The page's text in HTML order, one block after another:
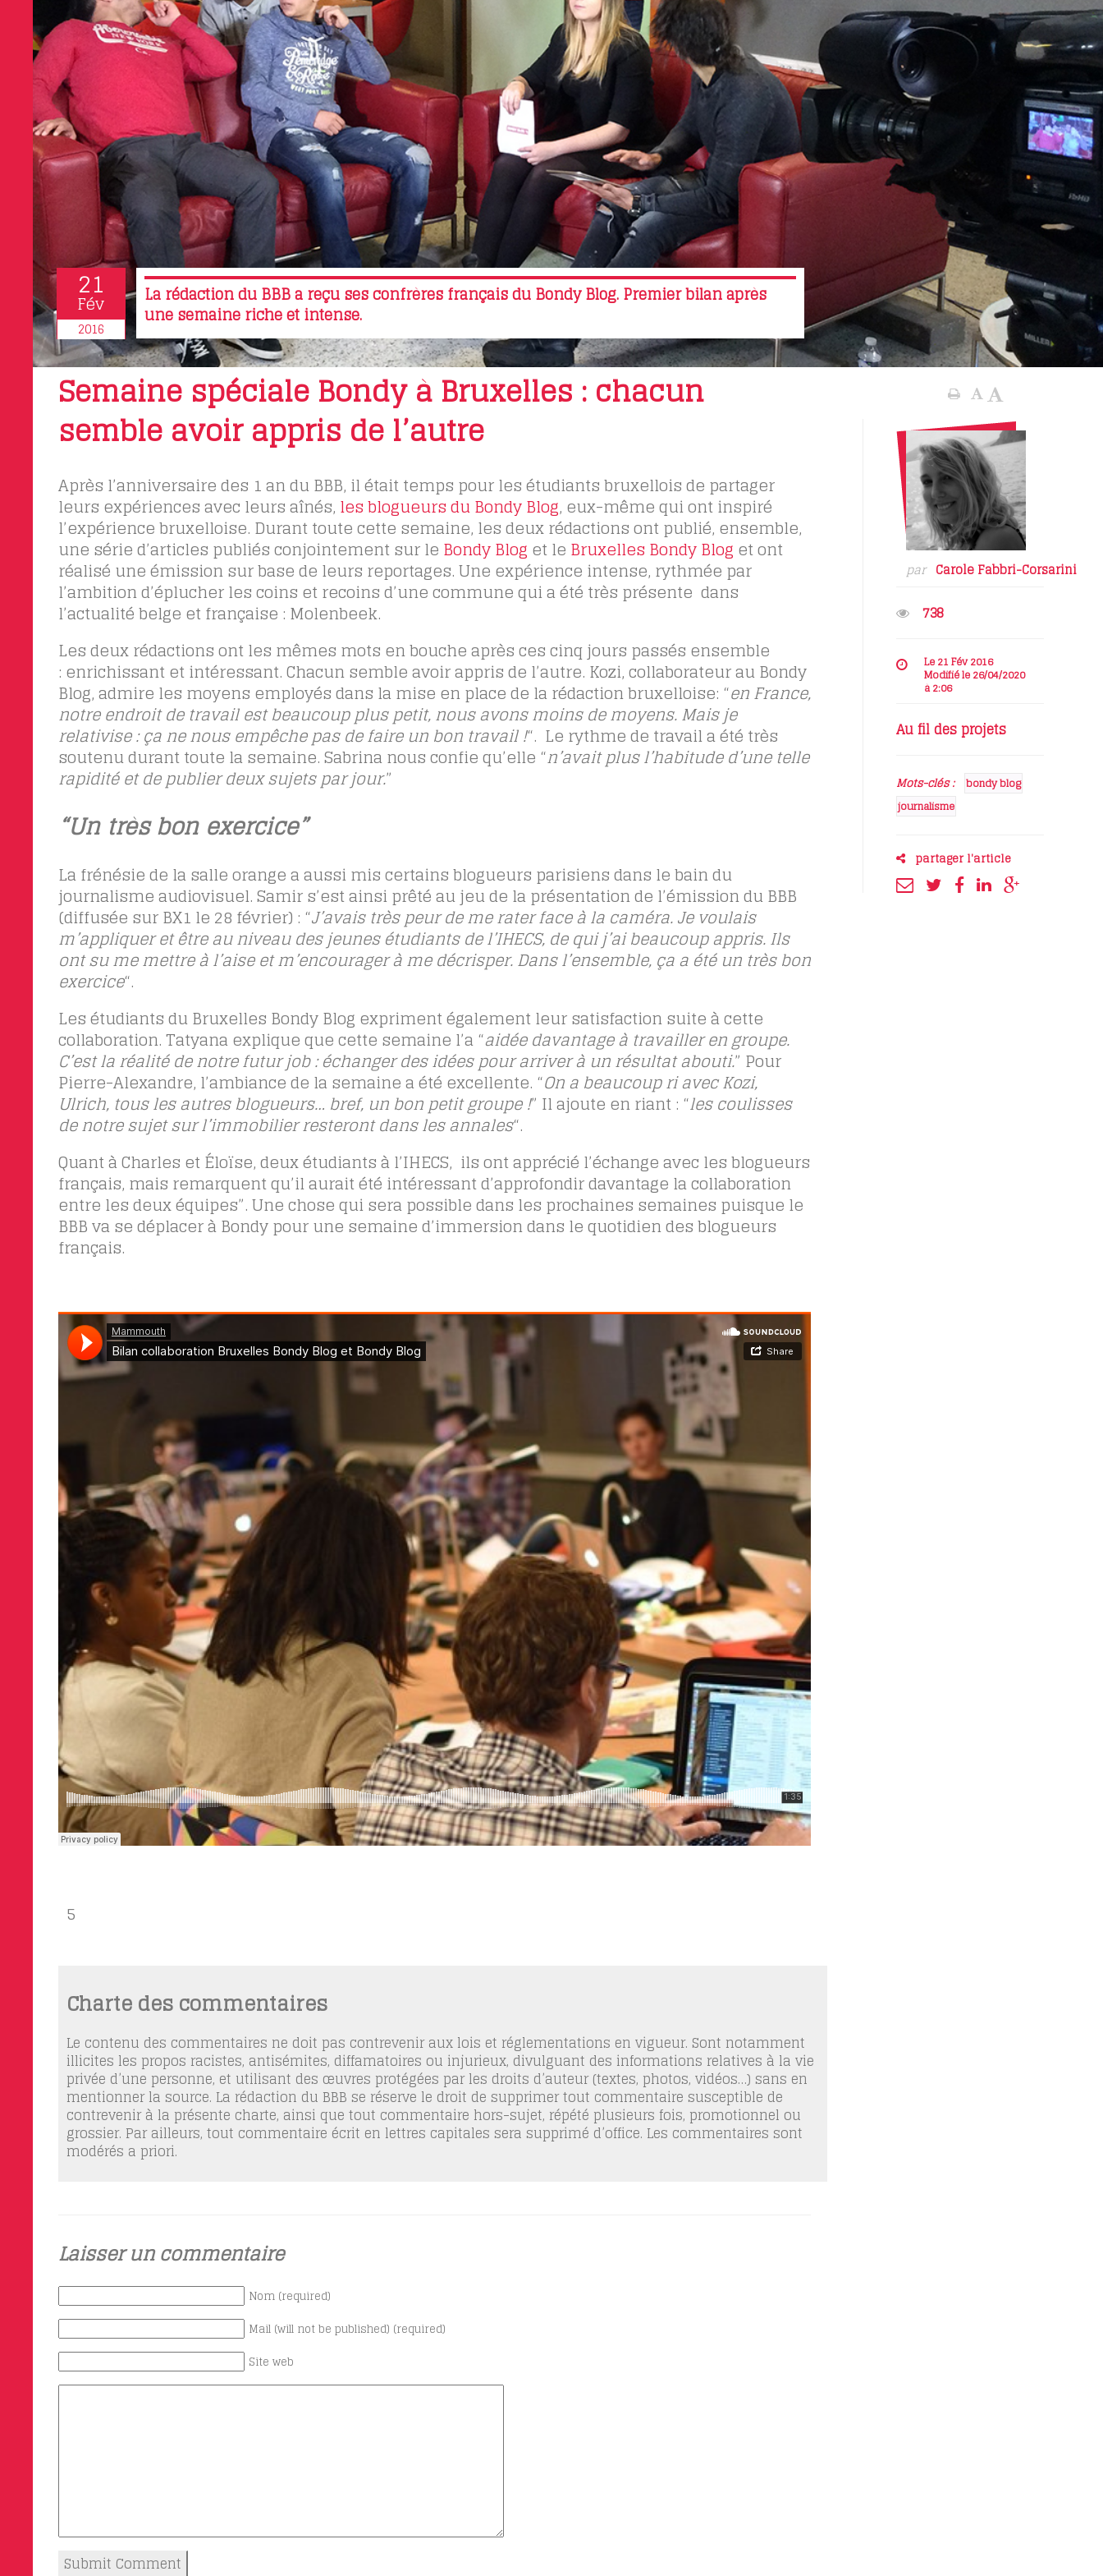
21
Fév
2016
La rédaction du BBB a reçu ses confrères français du Bondy Blog. Premier bilan après
une semaine riche et intense.
Semaine spéciale Bondy à Bruxelles : chacun
semble avoir appris de l’autre
Après l’anniversaire des 1 an du BBB, il était temps pour les étudiants bruxellois de partager
leurs expériences avec leurs aînés, les blogueurs du Bondy Blog, eux-même qui ont inspiré
l’expérience bruxelloise. Durant toute cette semaine, les deux rédactions ont publié, ensemble,
une série d’articles publiés conjointement sur le Bondy Blog et le Bruxelles Bondy Blog et ont
réalisé une émission sur base de leurs reportages. Une expérience intense, rythmée par
l’ambition d’éplucher les coins et recoins d’une commune qui a été très présente dans
l’actualité belge et française : Molenbeek.
Les deux rédactions ont les mêmes mots en bouche après ces cinq jours passés ensemble
: enrichissant et intéressant. Chacun semble avoir appris de l’autre. Kozi, collaborateur au Bondy
Blog, admire les moyens employés dans la mise en place de la rédaction bruxelloise: “en France,
notre endroit de travail est beaucoup plus petit, nous avons moins de moyens. Mais je
relativise : ça ne nous empêche pas de faire un bon travail !“. Le rythme de travail a été très
soutenu durant toute la semaine. Sabrina nous confie qu’elle “n’avait plus l’habitude d’une telle
rapidité et de publier deux sujets par jour.”
“Un très bon exercice”
La frénésie de la salle orange a aussi mis certains blogueurs parisiens dans le bain du
journalisme audiovisuel. Samir s’est ainsi prêté au jeu de la présentation de l’émission du BBB
(diffusée sur BX1 le 28 février) : “J’avais très peur de me rater face à la caméra. Je voulais
m’appliquer et être au niveau des jeunes étudiants de l’IHECS, de qui j’ai beaucoup appris. Ils
ont su me mettre à l’aise et m’encourager à me décrisper. Dans l’ensemble, ça a été un très bon
exercice“.
Les étudiants du Bruxelles Bondy Blog expriment également leur satisfaction suite à cette
collaboration. Tatyana explique que cette semaine l’a “aidée davantage à travailler en groupe.
C’est la réalité de notre futur job : échanger des idées pour arriver à un résultat abouti.” Pour
Pierre-Alexandre, l’ambiance de la semaine a été excellente. “On a beaucoup ri avec Kozi,
Ulrich, tous les autres blogueurs… bref, un bon petit groupe !” Il ajoute en riant : “les coulisses
de notre sujet sur l’immobilier resteront dans les annales“.
Quant à Charles et Éloïse, deux étudiants à l’IHECS, ils ont apprécié l’échange avec les blogueurs
français, mais remarquent qu’il aurait été intéressant d’approfondir davantage la collaboration
entre les deux équipes”. Une chose qui sera possible dans les prochaines semaines puisque le
BBB va se déplacer à Bondy pour une semaine d’immersion dans le quotidien des blogueurs
français.
5
Charte des commentaires
Le contenu des commentaires ne doit pas contrevenir aux lois et réglementations en vigueur. Sont notamment
illicites les propos racistes, antisémites, diffamatoires ou injurieux, divulguant des informations relatives à la vie
privée d’une personne, et utilisant des œuvres protégées par les droits d’auteur (textes, photos, vidéos…) sans en
mentionner la source. La rédaction du BBB se réserve le droit de supprimer tout commentaire susceptible de
contrevenir à la présente charte, ainsi que tout commentaire hors-sujet, répété plusieurs fois, promotionnel ou
grossier. Par ailleurs, tout commentaire écrit en lettres capitales sera supprimé d’office. Les commentaires sont
modérés a priori.
Laisser un commentaire
Nom (required)
Mail (will not be published) (required)
Site web
par Carole Fabbri-Corsarini
738
Le 21 Fév 2016
Modifié le 26/04/2020
à 2:06
Au fil des projets
Mots-clés :
bondy blog
journalisme
partager l'article